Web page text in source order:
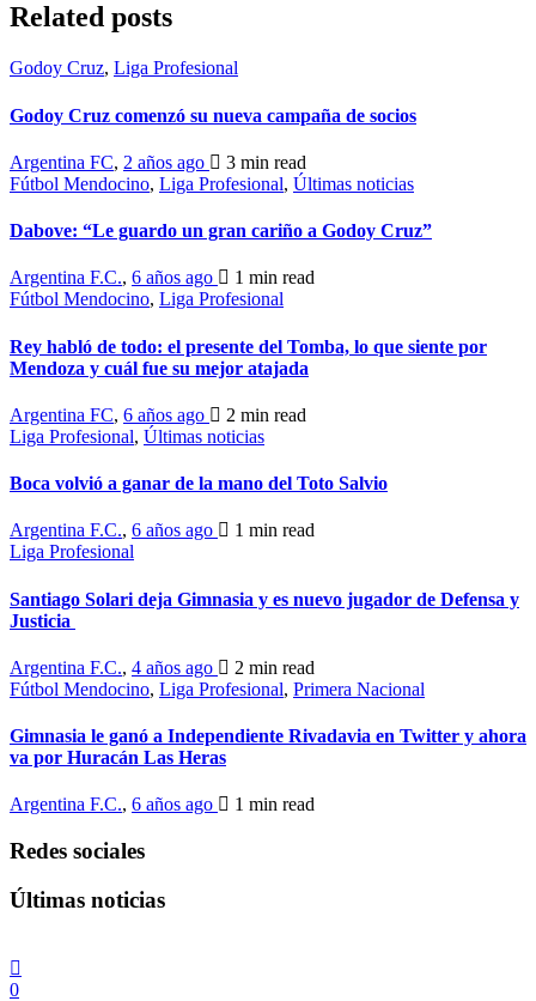
Related posts
Godoy Cruz, Liga Profesional
Godoy Cruz comenzó su nueva campaña de socios
Argentina FC, 2 años ago 3 min read
Fútbol Mendocino, Liga Profesional, Últimas noticias
Dabove: “Le guardo un gran cariño a Godoy Cruz”
Argentina F.C., 6 años ago 1 min read
Fútbol Mendocino, Liga Profesional
Rey habló de todo: el presente del Tomba, lo que siente por
Mendoza y cuál fue su mejor atajada
Argentina FC, 6 años ago 2 min read
Liga Profesional, Últimas noticias
Boca volvió a ganar de la mano del Toto Salvio
Argentina F.C., 6 años ago 1 min read
Liga Profesional
Santiago Solari deja Gimnasia y es nuevo jugador de Defensa y
Justicia
Argentina F.C., 4 años ago 2 min read
Fútbol Mendocino, Liga Profesional, Primera Nacional
Gimnasia le ganó a Independiente Rivadavia en Twitter y ahora
va por Huracán Las Heras
Argentina F.C., 6 años ago 1 min read
Redes sociales
Últimas noticias
0